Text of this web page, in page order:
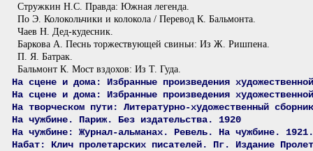
Стружкин Н.С. Правда: Южная легенда.
По Э. Колокольчики и колокола / Перевод К. Бальмонта.
Чаев Н. Дед-кудесник.
Баркова А. Песнь торжествующей свиньи: Из Ж. Ришпена.
П. Я. Батрак.
Бальмонт К. Мост вздохов: Из Т. Гуда.
На сцене и дома: Избранные произведения
На сцене и дома: Избранные произведения
На творческом пути: Литературно-художественный
На чужбине. Париж. Без издательства. 1920
На чужбине: Журнал-альманах. Ревель. На чужбине.
Набат: Клич пролетарских писателей. Пг. Издание